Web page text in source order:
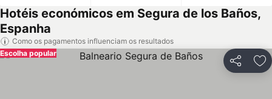
Hotéis económicos em Segura de los Baños,
Espanha
Como os pagamentos influenciam os resultados
Partilhar
Escolha popular